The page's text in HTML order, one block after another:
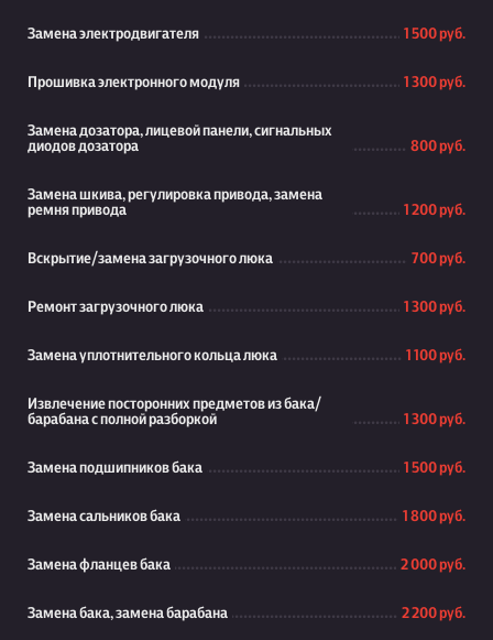
Замена электродвигателя 1 500 руб.
Прошивка электронного модуля 1 300 руб.
Замена дозатора, лицевой панели, сигнальных
диодов дозатора
800 руб.
Замена шкива, регулировка привода, замена
ремня привода
1 200 руб.
Вскрытие/замена загрузочного люка 700 руб.
Ремонт загрузочного люка 1 300 руб.
Замена уплотнительного кольца люка 1 100 руб.
Извлечение посторонних предметов из бака/
барабана с полной разборкой
1 300 руб.
Замена подшипников бака 1 500 руб.
Замена сальников бака 1 800 руб.
Замена фланцев бака 2 000 руб.
Замена бака, замена барабана 2 200 руб.